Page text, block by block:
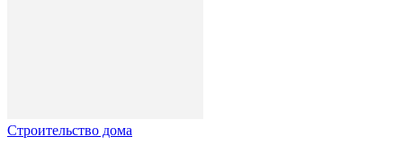
Строительство дома